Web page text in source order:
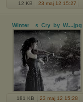
12 KB 23 maj 12 15:27
Winter__s_Cry_by_W....jpg
181 KB 23 maj 12 15:28